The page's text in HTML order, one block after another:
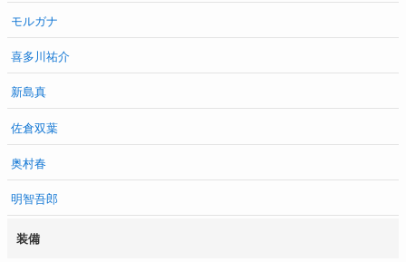
モルガナ
喜多川祐介
新島真
佐倉双葉
奥村春
明智吾郎
装備